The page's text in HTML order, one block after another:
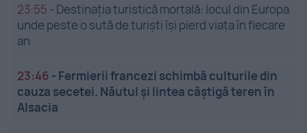
23:55 - Destinația turistică mortală: locul din Europa
unde peste o sută de turiști își pierd viața în fiecare
an
23:46 - Fermierii francezi schimbă culturile din
cauza secetei. Năutul și lintea câștigă teren în
Alsacia